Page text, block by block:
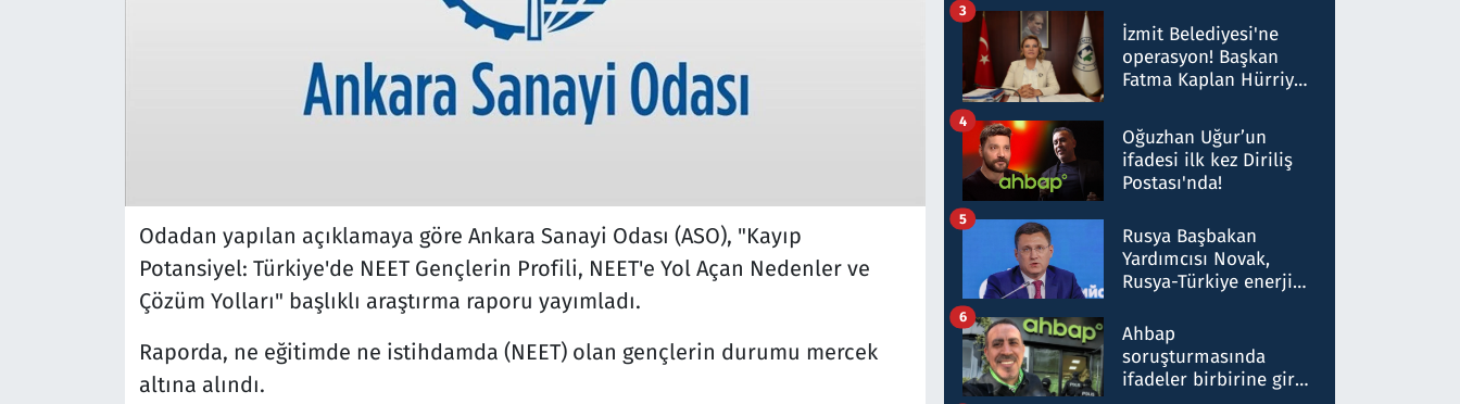
Odadan yapılan açıklamaya göre Ankara Sanayi Odası (ASO), "Kayıp
Potansiyel: Türkiye'de NEET Gençlerin Profili, NEET'e Yol Açan Nedenler ve
Çözüm Yolları" başlıklı araştırma raporu yayımladı.
Raporda, ne eğitimde ne istihdamda (NEET) olan gençlerin durumu mercek
altına alındı.
Milyar liralık para
trafiği tespit edildi
İzmit Belediyesi'ne
operasyon! Başkan
Fatma Kaplan Hürriyet
3
Oğuzhan Uğur’un
ifadesi ilk kez Diriliş
Postası'nda!
4
Rusya Başbakan
Yardımcısı Novak,
Rusya-Türkiye enerji
nitelikte olduğunu
belirtti
5
Ahbap
soruşturmasında
ifadeler birbirine girdi:
6